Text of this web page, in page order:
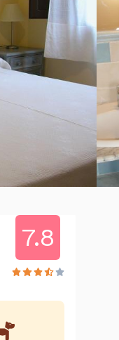
7.8